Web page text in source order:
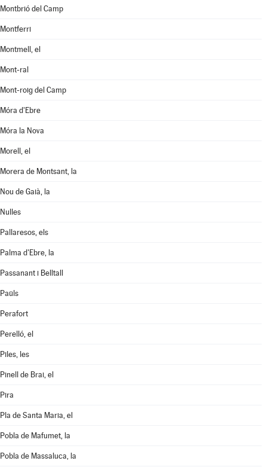
Montbrió del Camp
Montferri
Montmell, el
Mont-ral
Mont-roig del Camp
Móra d'Ebre
Móra la Nova
Morell, el
Morera de Montsant, la
Nou de Gaià, la
Nulles
Pallaresos, els
Palma d'Ebre, la
Passanant i Belltall
Paüls
Perafort
Perelló, el
Piles, les
Pinell de Brai, el
Pira
Pla de Santa Maria, el
Pobla de Mafumet, la
Pobla de Massaluca, la